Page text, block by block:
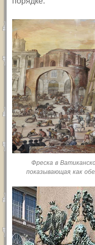
Фреска в
показывающая, как